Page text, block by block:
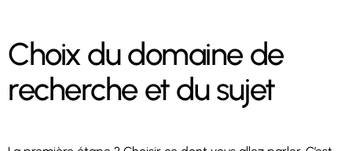
Choix du domaine de
recherche et du sujet